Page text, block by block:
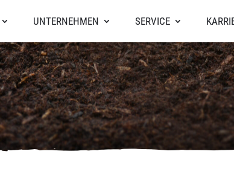
UNTERNEHMEN SERVICE